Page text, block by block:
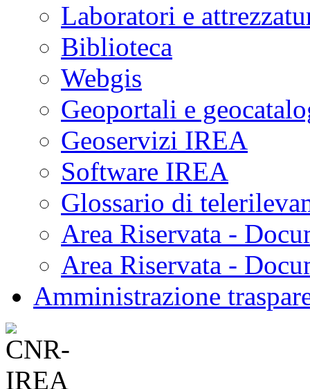
Laboratori e
Biblioteca
Webgis
Geoportali e
Geoservizi IREA
Software IREA
Glossario di
Area Riservata -
Area Riservata -
Amministrazione